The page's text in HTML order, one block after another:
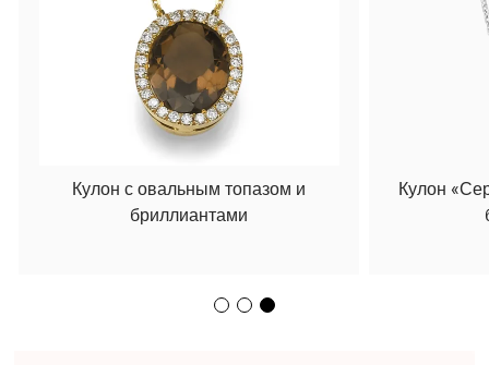
Кулон
Кулон с овальным топазом и
бриллиантами